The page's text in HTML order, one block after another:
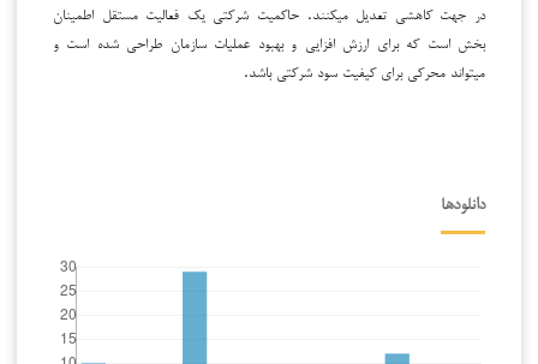
در جهت کاهشی تعدیل میکنند. حاکمیت شرکتی یک فعالیت مستقل اطمینان
بخش است که برای ارزش افزایی و بهبود عملیات سازمان طراحی شده است و
میتواند محرکی برای کیفیت سود شرکتی باشد.
دانلودها